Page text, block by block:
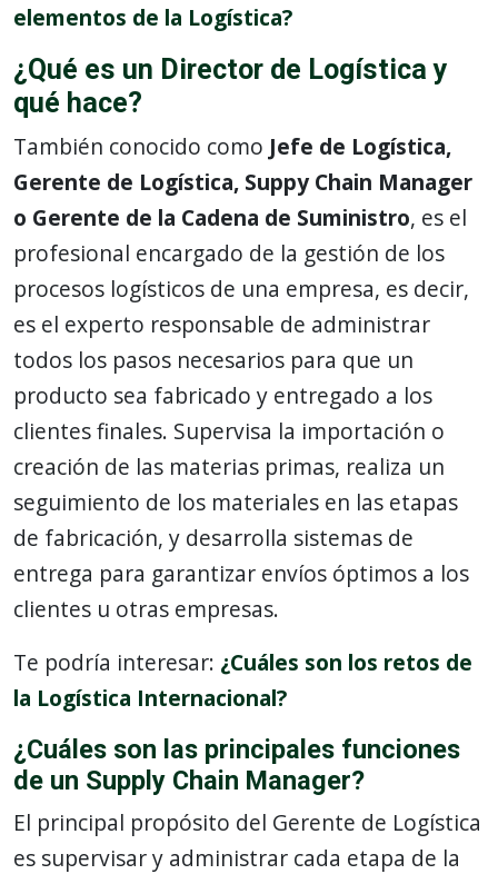
elementos de la Logística?
¿Qué es un Director de Logística y
qué hace?
También conocido como Jefe de Logística,
Gerente de Logística, Suppy Chain Manager
o Gerente de la Cadena de Suministro, es el
profesional encargado de la gestión de los
procesos logísticos de una empresa, es decir,
es el experto responsable de administrar
todos los pasos necesarios para que un
producto sea fabricado y entregado a los
clientes finales. Supervisa la importación o
creación de las materias primas, realiza un
seguimiento de los materiales en las etapas
de fabricación, y desarrolla sistemas de
entrega para garantizar envíos óptimos a los
clientes u otras empresas.
Te podría interesar: ¿Cuáles son los retos de
la Logística Internacional?
¿Cuáles son las principales funciones
de un Supply Chain Manager?
El principal propósito del Gerente de Logística
es supervisar y administrar cada etapa de la